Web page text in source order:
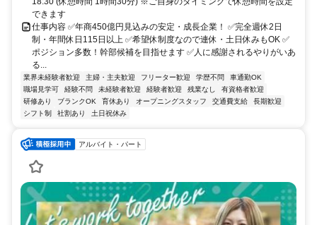
できます
仕事内容 ✅年商450億円見込みの安定・成長企業！ ✅完全週休2日
制・年間休日115日以上 ✅希望休制度なので連休・土日休みもOK ✅
ポジション多数！幹部候補を目指せます ✅人に感謝されるやりがいあ
る...
業界未経験者歓迎 主婦・主夫歓迎 フリーター歓迎 学歴不問
車通勤OK
職場見学可
経験不問 未経験者歓迎 経験者歓迎 残業なし
有資格者歓迎
研修あり
ブランクOK 育休あり オープニングスタッフ 交通費支給
長期歓迎
シフト制
社割あり 土日祝休み
アルバイト・パート